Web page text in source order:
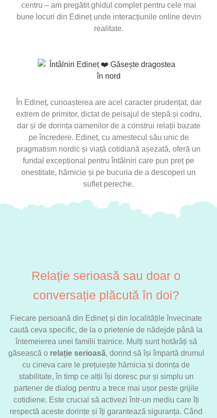
centru – am pregătit ghidul complet pentru cele mai
bune locuri din Edineț unde interacțiunile online devin
realitate.
În Edineț, cunoașterea are acel caracter prudențat, dar
extrem de primitor, dictat de peisajul de stepă și codru,
dar și de dorința oamenilor de a construi relații bazate
pe încredere. Edineț, cu amestecul său unic de
pragmatism nordic și viață cotidiană așezată, oferă un
fundal excepțional pentru întâlniri care pun preț pe
onestitate, hărnicie și pe bucuria de a descoperi un
suflet pereche.
Relație serioasă sau doar o
conversație plăcută în doi?
Fiecare persoană din Edineț și din localitățile învecinate
caută ceva specific, de la o prietenie de nădejde până la
întemeierea unei familii trainice. Mulți sunt hotărâți să
găsească o relație serioasă, dorind să își împartă drumul
cu cineva care le prețuiește hărnicia și dorința de
stabilitate, în timp ce alții își doresc pur și simplu un
partener de dialog pentru a trece mai ușor peste grijile
cotidiene. Este crucial să activezi într-un mediu care îți
respectă aceste dorințe și îți garantează siguranța. Când